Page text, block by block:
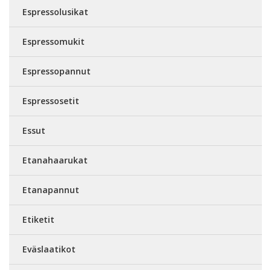
Espressolusikat
Espressomukit
Espressopannut
Espressosetit
Essut
Etanahaarukat
Etanapannut
Etiketit
Eväslaatikot